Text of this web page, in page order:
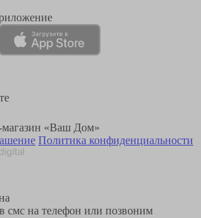
«Ваш Дом»
Политика конфиденциальности
смс на телефон или позвоним